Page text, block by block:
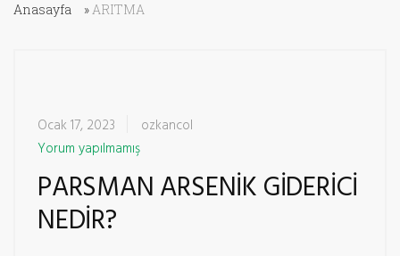
Anasayfa »ARITMA
Ocak 17, 2023
ozkancol
Yorum yapılmamış
PARSMAN ARSENİK GİDERİCİ
NEDİR?